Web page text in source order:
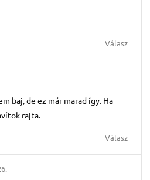
Válasz
baj, de ez már marad így. Ha
rajta.
Válasz